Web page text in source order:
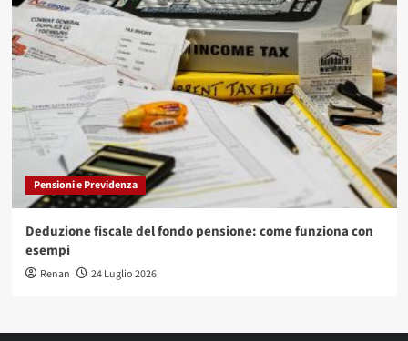
Pensioni e Previdenza
Deduzione fiscale del fondo pensione: come funziona con
esempi
Renan 24 Luglio 2026